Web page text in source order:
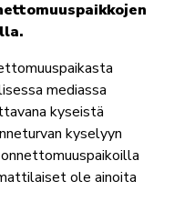
mediassa
kyseistä
kyselyyn
ole ainoita